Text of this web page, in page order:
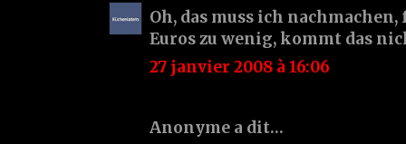
Oh, das muss ich
Euros zu wenig, kommt das
27 janvier 2008 à 16:06
Anonyme a dit…